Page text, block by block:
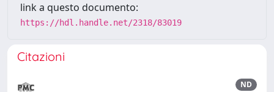
link a questo documento:
https://hdl.handle.net/2318/83019
Citazioni
ND